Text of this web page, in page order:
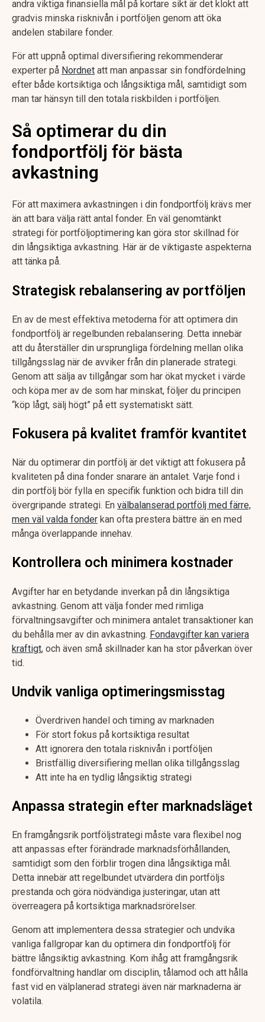
andra viktiga finansiella mål på kortare sikt är det klokt att
gradvis minska risknivån i portföljen genom att öka
andelen stabilare fonder.
För att uppnå optimal diversifiering rekommenderar
experter på Nordnet att man anpassar sin fondfördelning
efter både kortsiktiga och långsiktiga mål, samtidigt som
man tar hänsyn till den totala riskbilden i portföljen.
Så optimerar du din
fondportfölj för bästa
avkastning
För att maximera avkastningen i din fondportfölj krävs mer
än att bara välja rätt antal fonder. En väl genomtänkt
strategi för portföljoptimering kan göra stor skillnad för
din långsiktiga avkastning. Här är de viktigaste aspekterna
att tänka på.
Strategisk rebalansering av portföljen
En av de mest effektiva metoderna för att optimera din
fondportfölj är regelbunden rebalansering. Detta innebär
att du återställer din ursprungliga fördelning mellan olika
tillgångsslag när de avviker från din planerade strategi.
Genom att sälja av tillgångar som har ökat mycket i värde
och köpa mer av de som har minskat, följer du principen
“köp lågt, sälj högt” på ett systematiskt sätt.
Fokusera på kvalitet framför kvantitet
När du optimerar din portfölj är det viktigt att fokusera på
kvaliteten på dina fonder snarare än antalet. Varje fond i
din portfölj bör fylla en specifik funktion och bidra till din
övergripande strategi. En välbalanserad portfölj med färre,
men väl valda fonder kan ofta prestera bättre än en med
många överlappande innehav.
Kontrollera och minimera kostnader
Avgifter har en betydande inverkan på din långsiktiga
avkastning. Genom att välja fonder med rimliga
förvaltningsavgifter och minimera antalet transaktioner kan
du behålla mer av din avkastning. Fondavgifter kan variera
kraftigt, och även små skillnader kan ha stor påverkan över
tid.
Undvik vanliga optimeringsmisstag
Överdriven handel och timing av marknaden
För stort fokus på kortsiktiga resultat
Att ignorera den totala risknivån i portföljen
Bristfällig diversifiering mellan olika tillgångsslag
Att inte ha en tydlig långsiktig strategi
Anpassa strategin efter marknadsläget
En framgångsrik portföljstrategi måste vara flexibel nog
att anpassas efter förändrade marknadsförhållanden,
samtidigt som den förblir trogen dina långsiktiga mål.
Detta innebär att regelbundet utvärdera din portföljs
prestanda och göra nödvändiga justeringar, utan att
överreagera på kortsiktiga marknadsrörelser.
Genom att implementera dessa strategier och undvika
vanliga fallgropar kan du optimera din fondportfölj för
bättre långsiktig avkastning. Kom ihåg att framgångsrik
fondförvaltning handlar om disciplin, tålamod och att hålla
fast vid en välplanerad strategi även när marknaderna är
volatila.